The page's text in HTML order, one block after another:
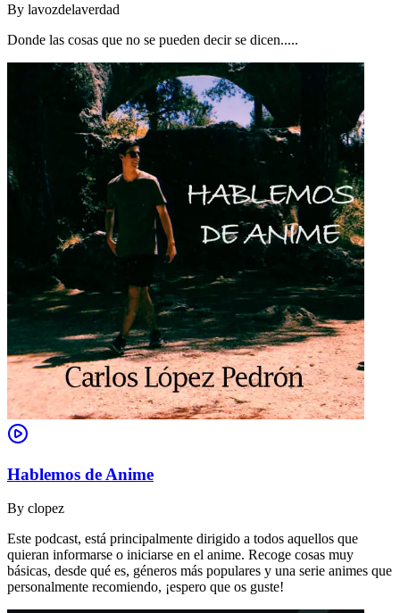
By lavozdelaverdad
Donde las cosas que no se pueden decir se dicen.....
Hablemos de Anime
By clopez
Este podcast, está principalmente dirigido a todos aquellos que
quieran informarse o iniciarse en el anime. Recoge cosas muy
básicas, desde qué es, géneros más populares y una serie animes que
personalmente recomiendo, ¡espero que os guste!